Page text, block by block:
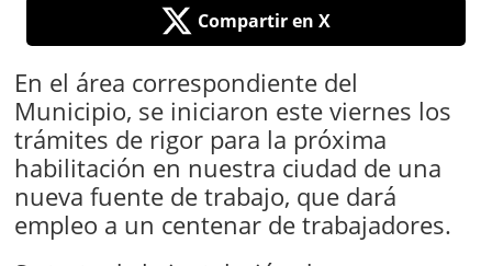
Compartir en X
En el área correspondiente del
Municipio, se iniciaron este viernes los
trámites de rigor para la próxima
habilitación en nuestra ciudad de una
nueva fuente de trabajo, que dará
empleo a un centenar de trabajadores.